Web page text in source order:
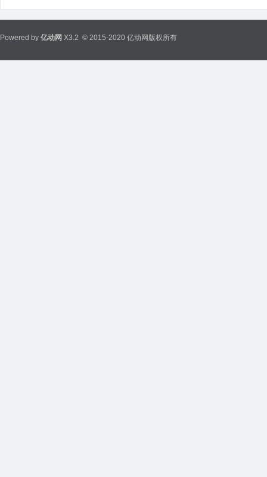
Powered by 亿动网 X3.2 © 2015-2020 亿动网版权所有